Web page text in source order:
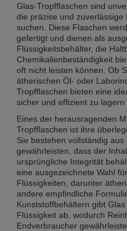
Glas-Tropfflaschen sind
die präzise und
suchen. Diese Flaschen
gefertigt und dienen als
Flüssigkeitsbehälter, die
Chemikalienbeständigkeit
oft nicht leisten können. Ob
ätherischen Öl- oder
Tropfflaschen bieten eine
sicher und effizient zu lagern
Eines der herausragenden
Tropfflaschen ist ihre
Sie bestehen vollständig
gewährleisten, dass der
ursprüngliche Integrität
eine ausgezeichnete Wahl
Flüssigkeiten, darunter
andere empfindliche
Kunststoffbehältern gibt
Flüssigkeit ab, wodurch
Endverbraucher